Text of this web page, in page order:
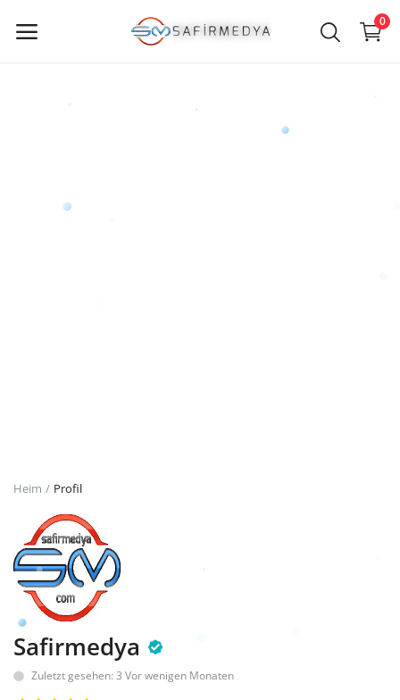
0
Jetzt
Registrieren
German
Heim Profil
Safirmedya
Zuletzt gesehen: 3 Vor wenigen Monaten